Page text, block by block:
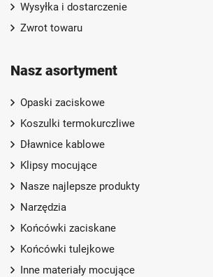
Wysyłka i dostarczenie
Zwrot towaru
Nasz asortyment
Opaski zaciskowe
Koszulki termokurczliwe
Dławnice kablowe
Klipsy mocujące
Nasze najlepsze produkty
Narzędzia
Końcówki zaciskane
Końcówki tulejkowe
Inne materiały mocujące